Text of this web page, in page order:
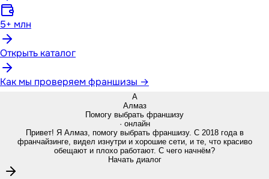
5+ млн
Открыть каталог
Как мы проверяем франшизы →
А
Алмаз
Помогу выбрать франшизу
· онлайн
Привет! Я Алмаз, помогу выбрать франшизу. С 2018 года в
франчайзинге, видел изнутри и хорошие сети, и те, что красиво
обещают и плохо работают. С чего начнём?
Начать диалог